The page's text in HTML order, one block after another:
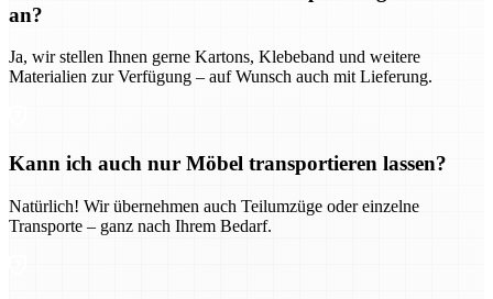
an?
Ja, wir stellen Ihnen gerne Kartons, Klebeband und weitere
Materialien zur Verfügung – auf Wunsch auch mit Lieferung.
Kann ich auch nur Möbel transportieren lassen?
Natürlich! Wir übernehmen auch Teilumzüge oder einzelne
Transporte – ganz nach Ihrem Bedarf.